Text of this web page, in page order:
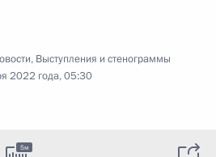
, Выступления и стенограммы
2022 года, 05:30
5м